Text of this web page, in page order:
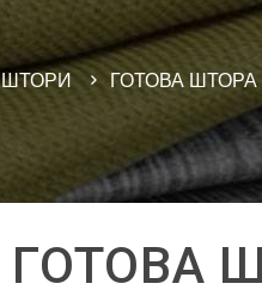
ШТОРИ ГОТОВА ШТОРА
ГОТОВА